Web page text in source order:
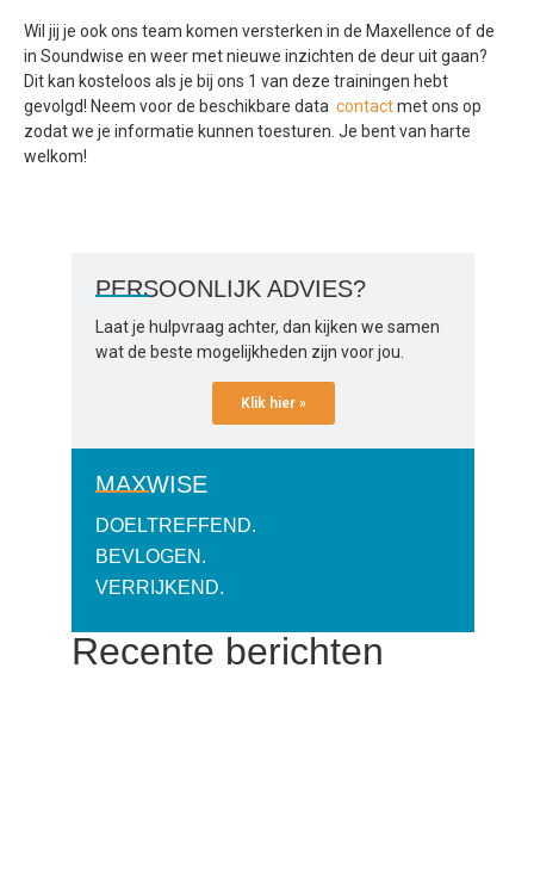
Wil jij je ook ons team komen versterken in de Maxellence of de
in Soundwise en weer met nieuwe inzichten de deur uit gaan?
Dit kan kosteloos als je bij ons 1 van deze trainingen hebt
gevolgd! Neem voor de beschikbare data contactmet ons op
zodat we je informatie kunnen toesturen. Je bent van harte
welkom!
PERSOONLIJK ADVIES?
Laat je hulpvraag achter, dan kijken we samen
wat de beste mogelijkheden zijn voor jou.
Klik hier »
MAXWISE
DOELTREFFEND.
BEVLOGEN.
VERRIJKEND.
Recente berichten